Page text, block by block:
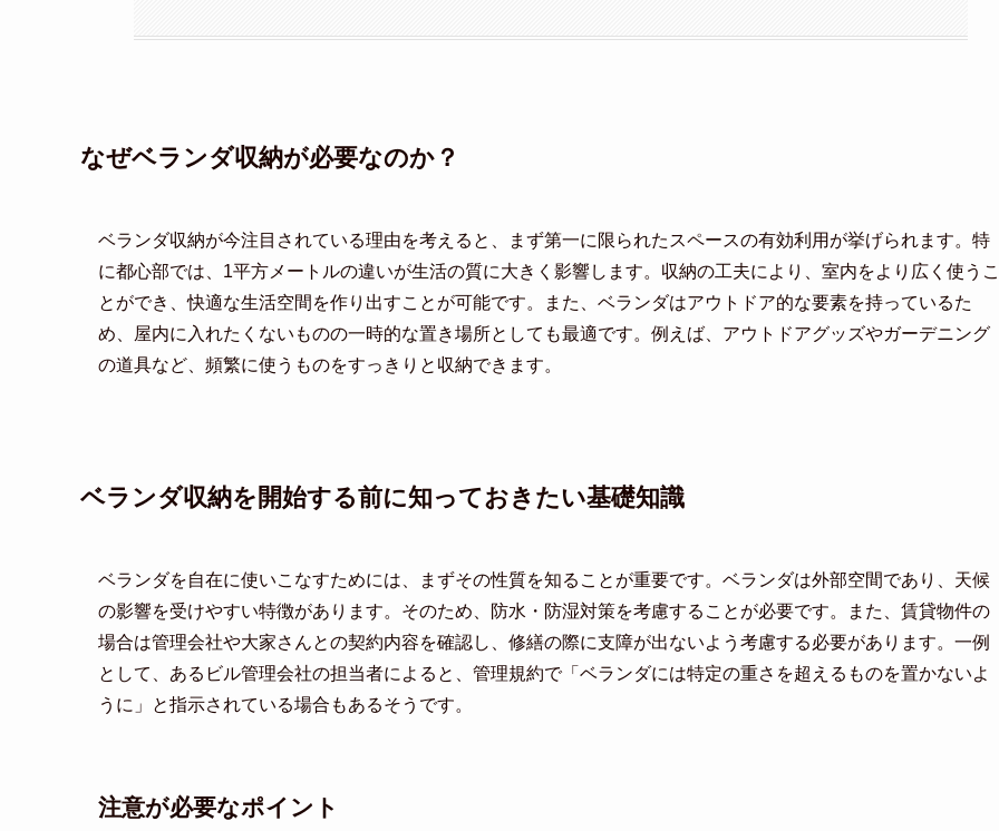
なぜベランダ収納が必要なのか？
ベランダ収納が今注目されている理由を考えると、まず第一に限られたスペースの有効利用が挙げられます。特
に都心部では、1平方メートルの違いが生活の質に大きく影響します。収納の工夫により、室内をより広く使うこ
とができ、快適な生活空間を作り出すことが可能です。また、ベランダはアウトドア的な要素を持っているた
め、屋内に入れたくないものの一時的な置き場所としても最適です。例えば、アウトドアグッズやガーデニング
の道具など、頻繁に使うものをすっきりと収納できます。
ベランダ収納を開始する前に知っておきたい基礎知識
ベランダを自在に使いこなすためには、まずその性質を知ることが重要です。ベランダは外部空間であり、天候
の影響を受けやすい特徴があります。そのため、防水・防湿対策を考慮することが必要です。また、賃貸物件の
場合は管理会社や大家さんとの契約内容を確認し、修繕の際に支障が出ないよう考慮する必要があります。一例
として、あるビル管理会社の担当者によると、管理規約で「ベランダには特定の重さを超えるものを置かないよ
うに」と指示されている場合もあるそうです。
注意が必要なポイント